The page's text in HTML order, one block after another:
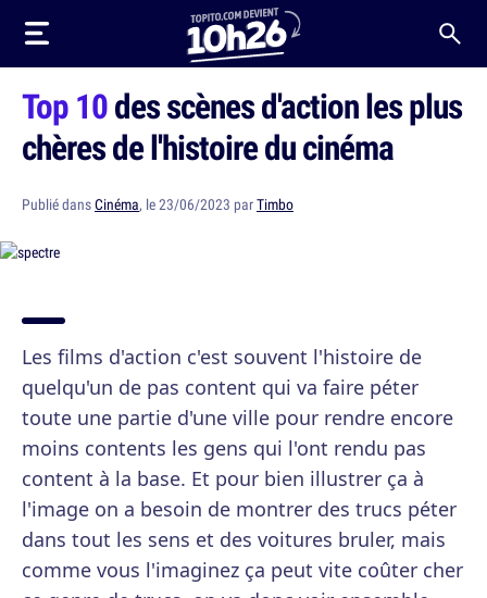
Top 10des scènes d'action les plus
chères de l'histoire du cinéma
Publié dansCinéma, le 23/06/2023 parTimbo
Les films d'action c'est souvent l'histoire de
quelqu'un de pas content qui va faire péter
toute une partie d'une ville pour rendre encore
moins contents les gens qui l'ont rendu pas
content à la base. Et pour bien illustrer ça à
l'image on a besoin de montrer des trucs péter
dans tout les sens et des voitures bruler, mais
comme vous l'imaginez ça peut vite coûter cher